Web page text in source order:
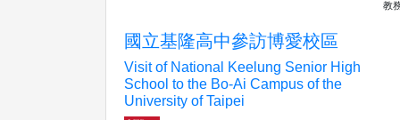
教
國立基隆高中參訪博愛校區
Visit of National Keelung Senior High
School to the Bo-Ai Campus of the
University of Taipei